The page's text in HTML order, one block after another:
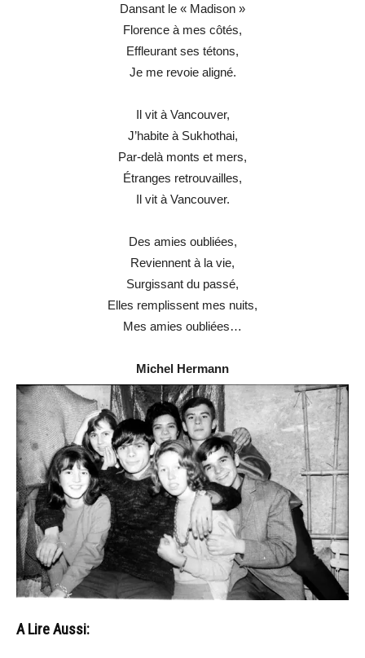
Dansant le « Madison »
Florence à mes côtés,
Effleurant ses tétons,
Je me revoie aligné.
Il vit à Vancouver,
J’habite à Sukhothai,
Par-delà monts et mers,
Étranges retrouvailles,
Il vit à Vancouver.
Des amies oubliées,
Reviennent à la vie,
Surgissant du passé,
Elles remplissent mes nuits,
Mes amies oubliées…
Michel Hermann
A Lire Aussi: